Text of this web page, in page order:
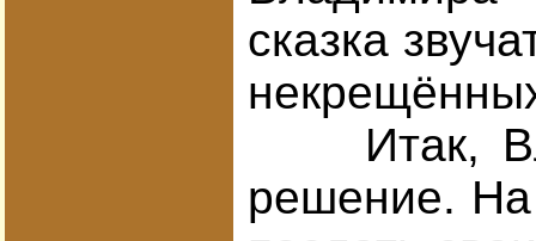
сказка
Итак,
решение. На